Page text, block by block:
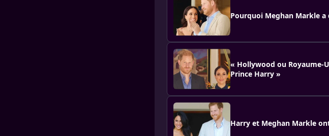
Pourquoi Meghan Markle
« Hollywood ou Royaume-
Prince Harry »
Harry et Meghan Markle